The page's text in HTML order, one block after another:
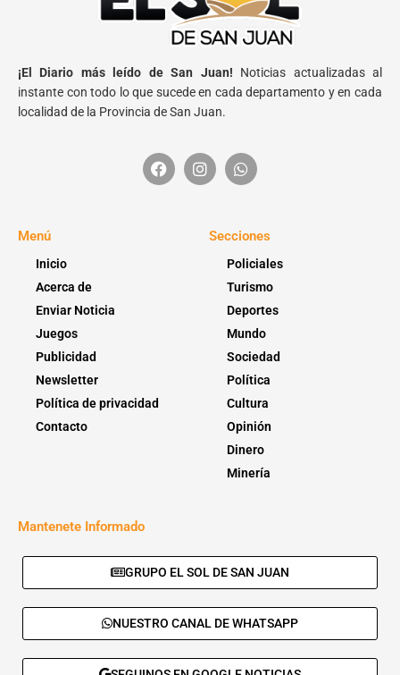
¡El Diario más leído de San Juan! Noticias actualizadas al
instante con todo lo que sucede en cada departamento y en cada
localidad de la Provincia de San Juan.
Menú
Inicio
Acerca de
Enviar Noticia
Juegos
Publicidad
Newsletter
Política de privacidad
Contacto
Secciones
Policiales
Turismo
Deportes
Mundo
Sociedad
Política
Cultura
Opinión
Dinero
Minería
Mantenete Informado
GRUPO EL SOL DE SAN JUAN
NUESTRO CANAL DE WHATSAPP